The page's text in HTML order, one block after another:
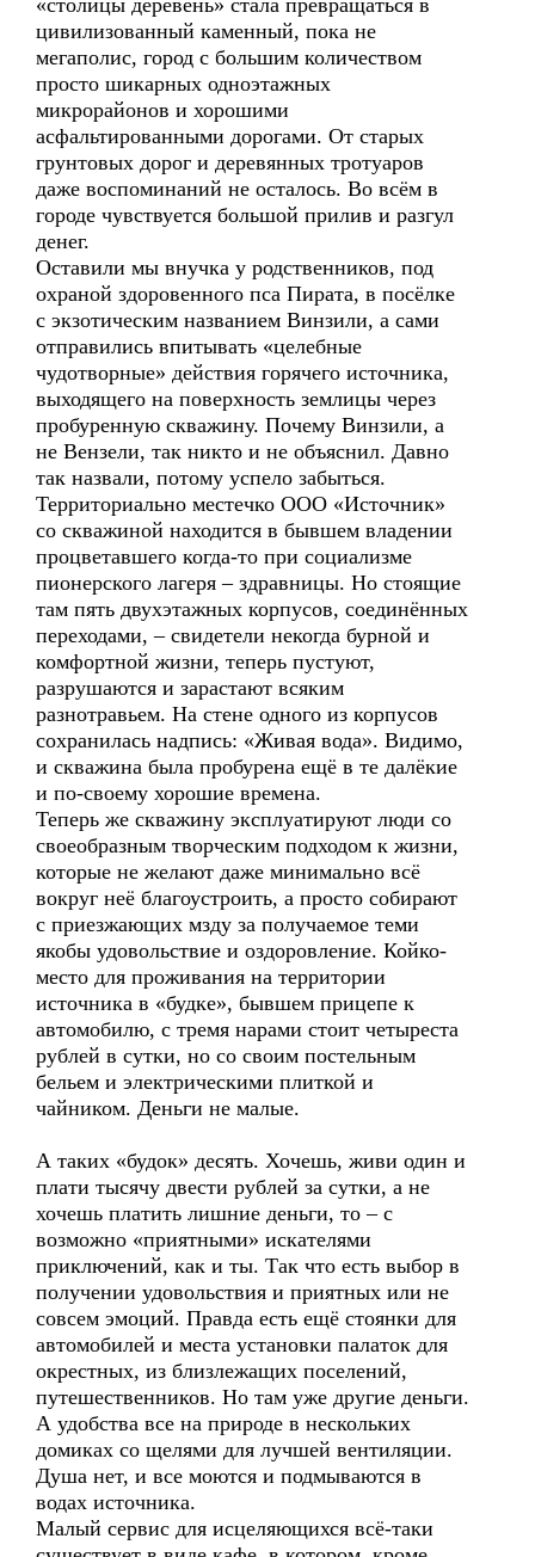
«столицы деревень» стала превращаться в
цивилизованный каменный, пока не
мегаполис, город с большим количеством
просто шикарных одноэтажных
микрорайонов и хорошими
асфальтированными дорогами. От старых
грунтовых дорог и деревянных тротуаров
даже воспоминаний не осталось. Во всём в
городе чувствуется большой прилив и разгул
денег.
Оставили мы внучка у родственников, под
охраной здоровенного пса Пирата, в посёлке
с экзотическим названием Винзили, а сами
отправились впитывать «целебные
чудотворные» действия горячего источника,
выходящего на поверхность землицы через
пробуренную скважину. Почему Винзили, а
не Вензели, так никто и не объяснил. Давно
так назвали, потому успело забыться.
Территориально местечко ООО «Источник»
со скважиной находится в бывшем владении
процветавшего когда-то при социализме
пионерского лагеря – здравницы. Но стоящие
там пять двухэтажных корпусов, соединённых
переходами, – свидетели некогда бурной и
комфортной жизни, теперь пустуют,
разрушаются и зарастают всяким
разнотравьем. На стене одного из корпусов
сохранилась надпись: «Живая вода». Видимо,
и скважина была пробурена ещё в те далёкие
и по-своему хорошие времена.
Теперь же скважину эксплуатируют люди со
своеобразным творческим подходом к жизни,
которые не желают даже минимально всё
вокруг неё благоустроить, а просто собирают
с приезжающих мзду за получаемое теми
якобы удовольствие и оздоровление. Койко-
место для проживания на территории
источника в «будке», бывшем прицепе к
автомобилю, с тремя нарами стоит четыреста
рублей в сутки, но со своим постельным
бельем и электрическими плиткой и
чайником. Деньги не малые.
А таких «будок» десять. Хочешь, живи один и
плати тысячу двести рублей за сутки, а не
хочешь платить лишние деньги, то – с
возможно «приятными» искателями
приключений, как и ты. Так что есть выбор в
получении удовольствия и приятных или не
совсем эмоций. Правда есть ещё стоянки для
автомобилей и места установки палаток для
окрестных, из близлежащих поселений,
путешественников. Но там уже другие деньги.
А удобства все на природе в нескольких
домиках со щелями для лучшей вентиляции.
Душа нет, и все моются и подмываются в
водах источника.
Малый сервис для исцеляющихся всё-таки